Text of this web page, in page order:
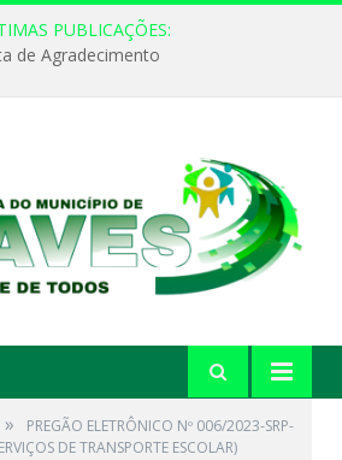
PUBLICAÇÕES:
de Agradecimento
»
PREGÃO ELETRÔNICO Nº 006/2023-SRP-
DE TRANSPORTE ESCOLAR)